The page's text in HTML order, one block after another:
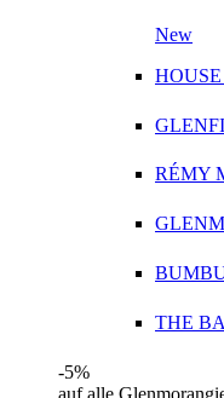
New
RÉMY
THE
-5%
auf alle